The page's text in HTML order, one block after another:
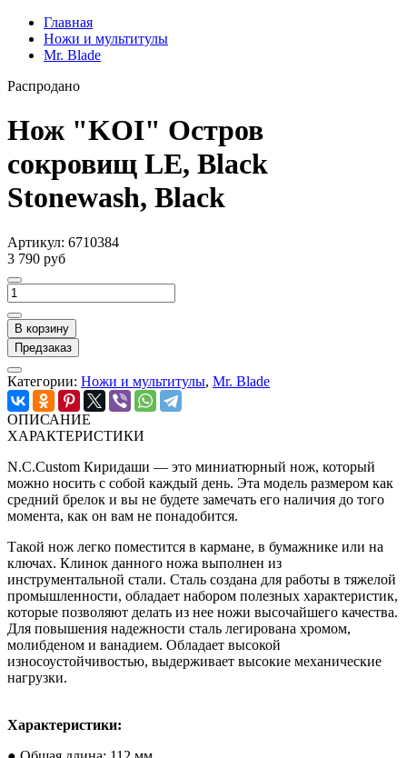
Главная
Ножи и мультитулы
Mr. Blade
Распродано
Нож "KOI" Остров
сокровищ LE, Black
Stonewash, Black
Артикул: 6710384
3 790 руб
В корзину
Предзаказ
Категории: Ножи и мультитулы, Mr. Blade
ОПИСАНИЕ
ХАРАКТЕРИСТИКИ
N.C.Custom Киридаши — это миниатюрный нож, который
можно носить с собой каждый день. Эта модель размером как
средний брелок и вы не будете замечать его наличия до того
момента, как он вам не понадобится.
Такой нож легко поместится в кармане, в бумажнике или на
ключах. Клинок данного ножа выполнен из
инструментальной стали. Сталь создана для работы в тяжелой
промышленности, обладает набором полезных характеристик,
которые позволяют делать из нее ножи высочайшего качества.
Для повышения надежности сталь легирована хромом,
молибденом и ванадием. Обладает высокой
износоустойчивостью, выдерживает высокие механические
нагрузки.
Характеристики: